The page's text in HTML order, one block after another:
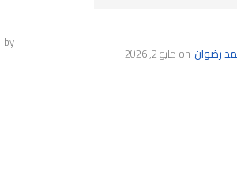
رضوان on مايو 2, 2026
by